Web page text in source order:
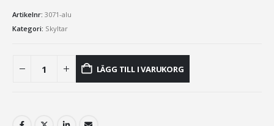
Artikelnr: 3071-alu
Kategori: Skyltar
LÄGG TILL I VARUKORG